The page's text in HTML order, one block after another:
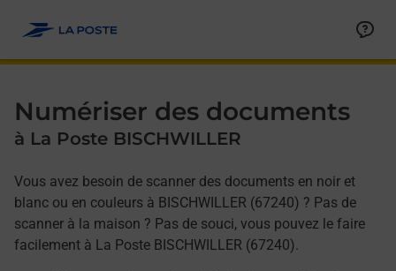
Numériser des documents
à La Poste BISCHWILLER
Vous avez besoin de scanner des documents en noir et
blanc ou en couleurs à BISCHWILLER (67240) ? Pas de
scanner à la maison ? Pas de souci, vous pouvez le faire
facilement à La Poste BISCHWILLER (67240).